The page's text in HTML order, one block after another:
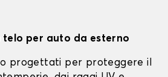
telo per auto da esterno
progettati per proteggere il